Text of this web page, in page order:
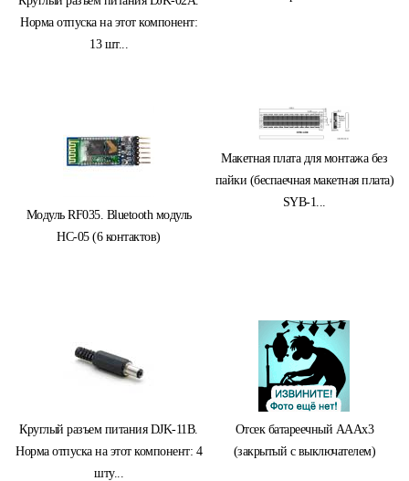
Норма отпуска на этот компонент:
13 шт...
Модуль RF035. Bluetooth модуль
HC-05 (6 контактов)
Макетная плата для монтажа без
пайки (беспаечная макетная плата)
SYB-1...
Круглый разъем питания DJK-11B.
Норма отпуска на этот компонент: 4
шту...
Отсек батареечный AAAx3
(закрытый с выключателем)